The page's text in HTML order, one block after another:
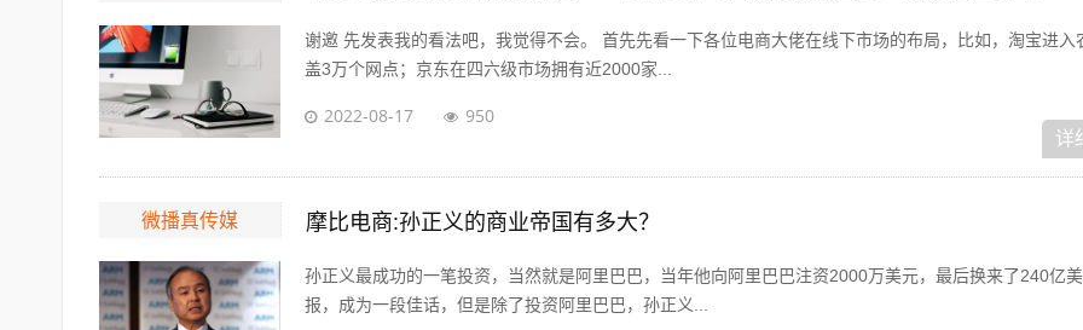
谢邀 先发表我的看法吧，我觉得不会。 首先先看一下各位电商大佬在线下市场的布局，比如，淘宝进入
盖3万个网点；京东在四六级市场拥有近2000家...
2022-08-17 950
详
微播真传媒 摩比电商:孙正义的商业帝国有多大？
孙正义最成功的一笔投资，当然就是阿里巴巴，当年他向阿里巴巴注资2000万美元，最后换来了240亿
报，成为一段佳话，但是除了投资阿里巴巴，孙正义...